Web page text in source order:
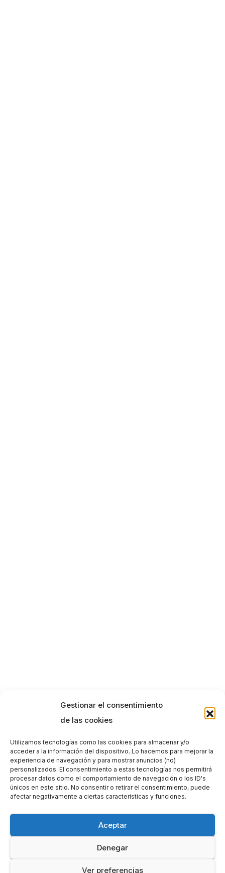
Gestionar el consentimiento
de las cookies
Utilizamos tecnologías como las cookies para almacenar y/o
acceder a la información del dispositivo. Lo hacemos para mejorar la
experiencia de navegación y para mostrar anuncios (no)
personalizados. El consentimiento a estas tecnologías nos permitirá
procesar datos como el comportamiento de navegación o los ID's
únicos en este sitio. No consentir o retirar el consentimiento, puede
afectar negativamente a ciertas características y funciones.
Aceptar
Denegar
Ver preferencias